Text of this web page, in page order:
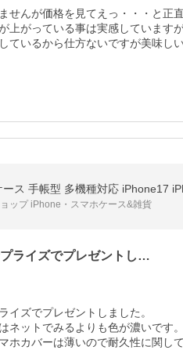
せんが価格を見てえっ・・・と正直
上がっている事は実感しています
ているから仕方ないですが美味し
ース 手帳型 多機種対応 iPhone17
ップ iPhone・スマホケース&雑貨
ライズでプレゼントし…
イズでプレゼントしました。
ネットでみるよりも色が濃いです
ホカバーは薄いので耐久性に関し